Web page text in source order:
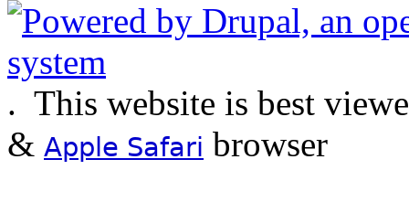
. This website is best
& Apple Safari browser